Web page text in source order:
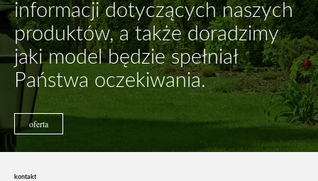
informacji dotyczących naszych
produktów, a także doradzimy
jaki model będzie spełniał
Państwa oczekiwania.
oferta
kontakt